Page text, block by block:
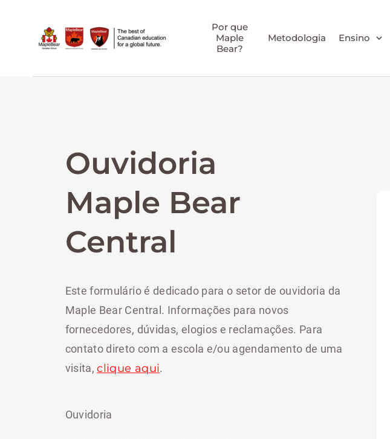
Por que
Maple
Bear?
Metodologia Ensino
Ouvidoria
Maple Bear
Central
Este formulário é dedicado para o setor de ouvidoria da
Maple Bear Central. Informações para novos
fornecedores, dúvidas, elogios e reclamações. Para
contato direto com a escola e/ou agendamento de uma
visita,clique aqui.
Ouvidoria